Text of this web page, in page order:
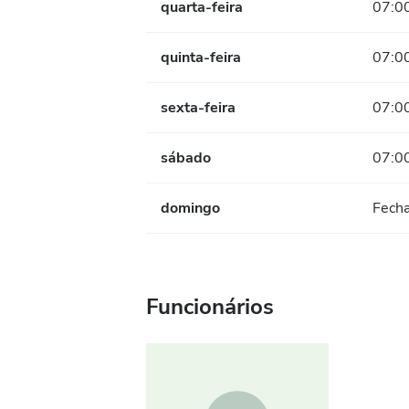
quarta-feira
quinta-feira
sexta-feira
sábado
domingo
Funcionários